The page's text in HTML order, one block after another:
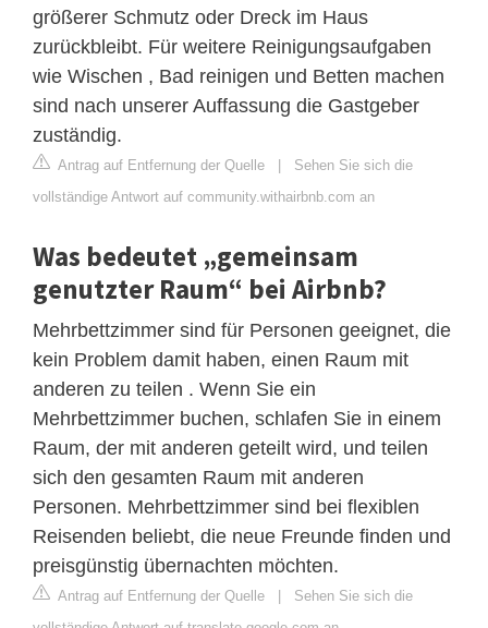
größerer Schmutz oder Dreck im Haus
zurückbleibt. Für weitere Reinigungsaufgaben
wie Wischen , Bad reinigen und Betten machen
sind nach unserer Auffassung die Gastgeber
zuständig.
Antrag auf Entfernung der Quelle | Sehen Sie sich die
vollständige Antwort auf community.withairbnb.com an
Was bedeutet „gemeinsam
genutzter Raum“ bei Airbnb?
Mehrbettzimmer sind für Personen geeignet, die
kein Problem damit haben, einen Raum mit
anderen zu teilen . Wenn Sie ein
Mehrbettzimmer buchen, schlafen Sie in einem
Raum, der mit anderen geteilt wird, und teilen
sich den gesamten Raum mit anderen
Personen. Mehrbettzimmer sind bei flexiblen
Reisenden beliebt, die neue Freunde finden und
preisgünstig übernachten möchten.
Antrag auf Entfernung der Quelle | Sehen Sie sich die